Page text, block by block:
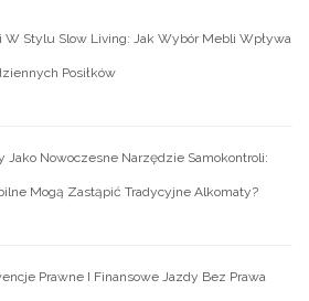
W Stylu Slow Living: Jak Wybór Mebli Wpływa
Posiłków
Jako Nowoczesne Narzędzie Samokontroli:
Mogą Zastąpić Tradycyjne Alkomaty?
Prawne I Finansowe Jazdy Bez Prawa